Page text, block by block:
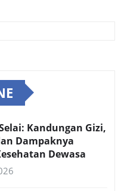
Kandungan Gizi,
Dampaknya
Dewasa